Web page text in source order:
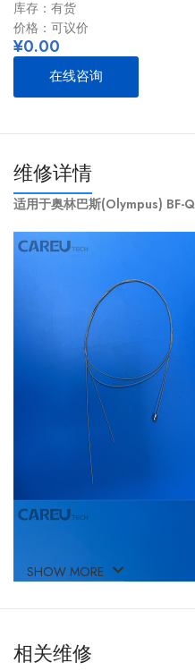
库存：有货
价格：可议价
¥0.00
在线咨询
维修详情
适用于奥林巴斯(Olympus) BF-
SHOW MORE
相关维修